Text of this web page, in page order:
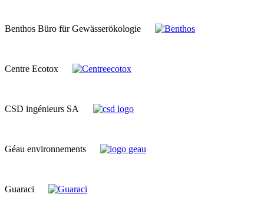
Benthos Büro für Gewässerökologie
Centre Ecotox
CSD ingénieurs SA
Géau environnements
Guaraci